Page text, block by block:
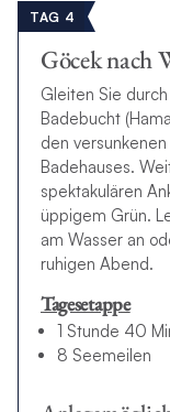
TAG 4
Göcek nach
Gleiten Sie
Badebucht
den
Badehauses.
spektakulären
üppigem Grün.
am Wasser an
ruhigen Abend.
Tagesetappe
1 Stunde 40
8 Seemeilen